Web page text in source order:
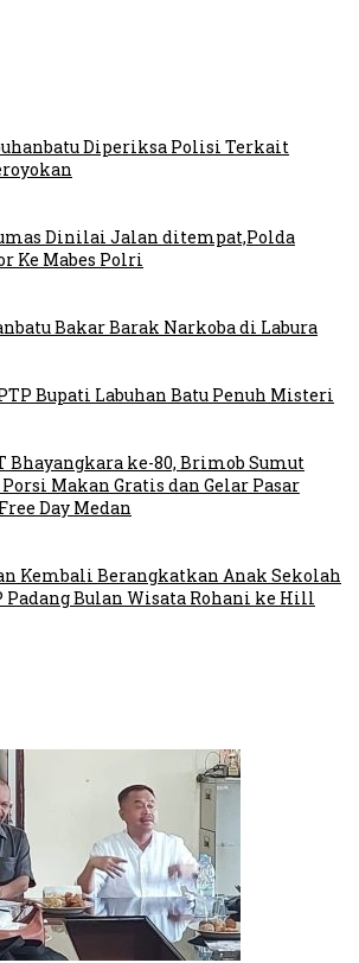
Diperiksa Polisi Terkait
Dinilai Jalan ditempat,Polda
Ke Mabes Polri
Bakar Barak Narkoba di Labura
Bupati Labuhan Batu Penuh Misteri
Bhayangkara ke-80, Brimob Sumut
Porsi Makan Gratis dan Gelar Pasar
Day Medan
Kembali Berangkatkan Anak Sekolah
Padang Bulan Wisata Rohani ke Hill